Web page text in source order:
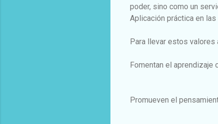
poder, sino como un
Aplicación práctica en
Para llevar estos valores
Fomentan el aprendizaje
Promueven el